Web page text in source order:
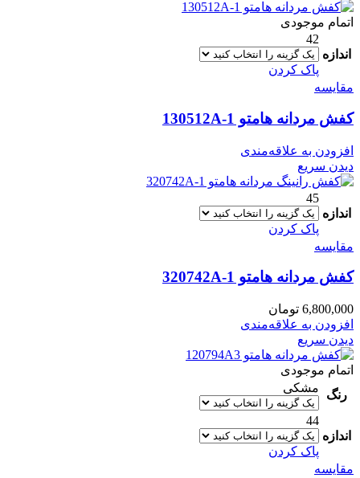
اتمام موجودی
اندازه
42
پاک کردن
مقایسه
کفش مردانه هامتو 130512A-1
افزودن به علاقه‌مندی
دیدن سریع
اندازه
45
پاک کردن
مقایسه
کفش مردانه هامتو 320742A-1
6,800,000 تومان
افزودن به علاقه‌مندی
دیدن سریع
اتمام موجودی
رنگ
مشکی
اندازه
44
پاک کردن
مقایسه